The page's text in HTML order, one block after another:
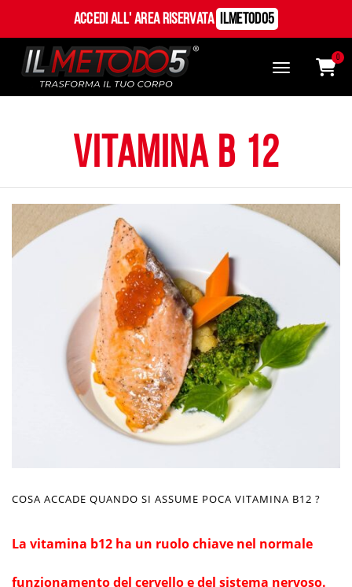
Accedi all' Area Riservata ILMetodo5
0
vitamina b 12
COSA ACCADE QUANDO SI ASSUME POCA VITAMINA B12 ?
La vitamina b12 ha un ruolo chiave nel normale
funzionamento del cervello e del sistema nervoso.